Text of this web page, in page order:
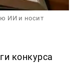
ИИ и носит
конкурса